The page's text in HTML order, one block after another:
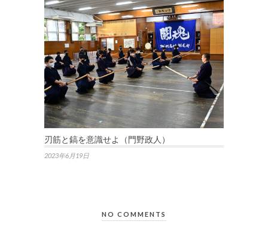
刃筋と鎬を意識せよ（門野政人）
2023年6月19日
NO COMMENTS